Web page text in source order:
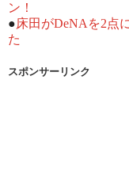
ン！
●床田がDeNAを2点
た
スポンサーリンク